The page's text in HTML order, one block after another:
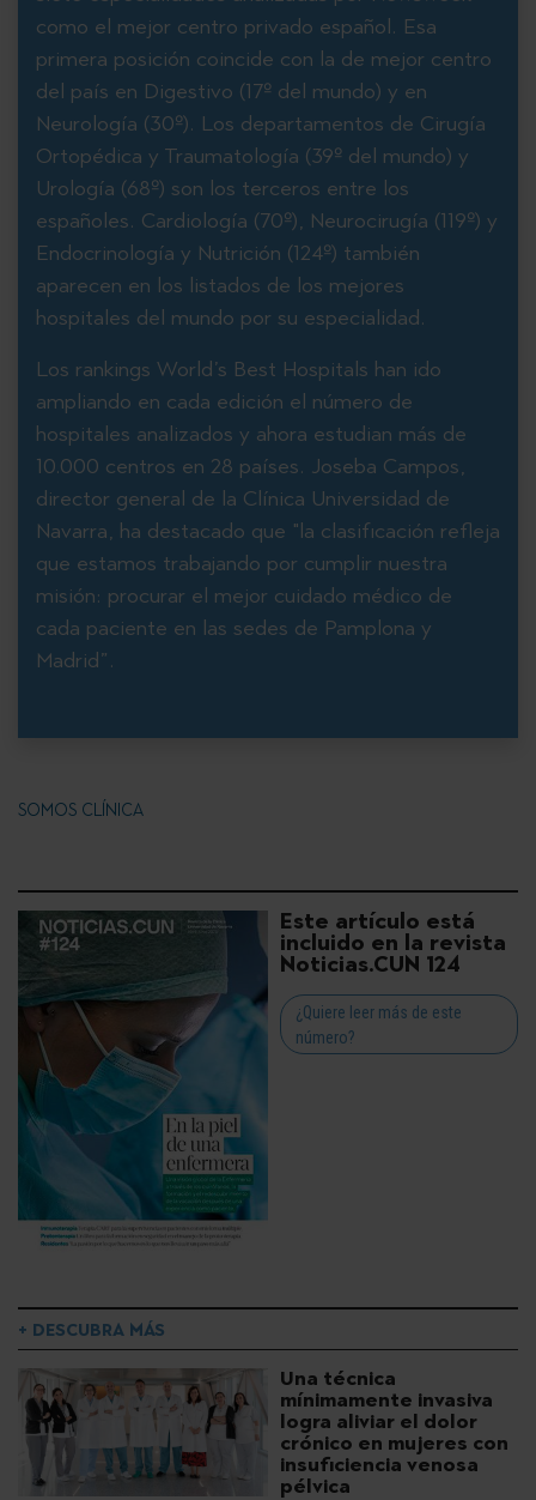
como el mejor centro privado español. Esa
primera posición coincide con la de mejor centro
del país en Digestivo (17º del mundo) y en
Neurología (30º). Los departamentos de Cirugía
Ortopédica y Traumatología (39º del mundo) y
Urología (68º) son los terceros entre los
españoles. Cardiología (70º), Neurocirugía (119º) y
Endocrinología y Nutrición (124º) también
aparecen en los listados de los mejores
hospitales del mundo por su especialidad.
Los rankings World’s Best Hospitals han ido
ampliando en cada edición el número de
hospitales analizados y ahora estudian más de
10.000 centros en 28 países. Joseba Campos,
director general de la Clínica Universidad de
Navarra, ha destacado que "la clasificación refleja
que estamos trabajando por cumplir nuestra
misión: procurar el mejor cuidado médico de
cada paciente en las sedes de Pamplona y
Madrid”.
SOMOS CLÍNICA
Este artículo está
incluido en la revista
Noticias.CUN 124
¿Quiere leer más de este
número?
+ DESCUBRA MÁS
Una técnica
mínimamente invasiva
logra aliviar el dolor
crónico en mujeres con
insuficiencia venosa
pélvica